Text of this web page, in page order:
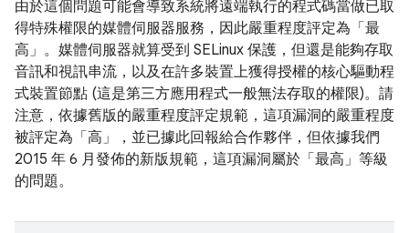
由於這個問題可能會導致系統將遠端執行的程式碼當做已取
得特殊權限的媒體伺服器服務，因此嚴重程度評定為「最
高」。媒體伺服器就算受到 SELinux 保護，但還是能夠存取
音訊和視訊串流，以及在許多裝置上獲得授權的核心驅動程
式裝置節點 (這是第三方應用程式一般無法存取的權限)。請
注意，依據舊版的嚴重程度評定規範，這項漏洞的嚴重程度
被評定為「高」，並已據此回報給合作夥伴，但依據我們
2015 年 6 月發佈的新版規範，這項漏洞屬於「最高」等級
的問題。